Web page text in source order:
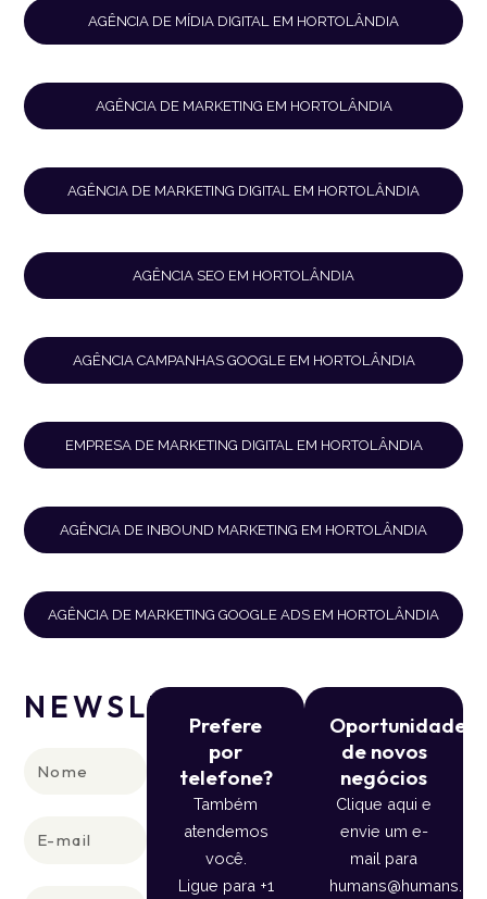
AGÊNCIA DE MÍDIA DIGITAL EM HORTOLÂNDIA
AGÊNCIA DE MARKETING EM HORTOLÂNDIA
AGÊNCIA DE MARKETING DIGITAL EM HORTOLÂNDIA
AGÊNCIA SEO EM HORTOLÂNDIA
AGÊNCIA CAMPANHAS GOOGLE EM HORTOLÂNDIA
EMPRESA DE MARKETING DIGITAL EM HORTOLÂNDIA
AGÊNCIA DE INBOUND MARKETING EM HORTOLÂNDIA
AGÊNCIA DE MARKETING GOOGLE ADS EM HORTOLÂNDIA
NEWSLETTER
Prefere
por
telefone?
Também
atendemos
você.
Ligue para +1
Oportunidade
de novos
negócios
Clique aqui e
envie um e-
mail para